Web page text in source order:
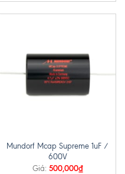
Mundorf Mcap Supreme 1uF /
600V
Giá: 500,000₫